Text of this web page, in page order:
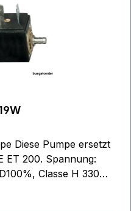
Spannung:
technische Details
Messinggehäuse